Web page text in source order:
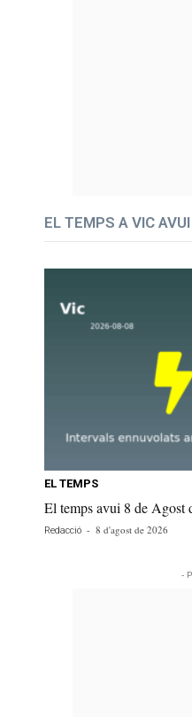
EL TEMPS A VIC AVUI
EL TEMPS
El temps avui 8 de Agost
Redacció - 8 d'agost de 2026
-